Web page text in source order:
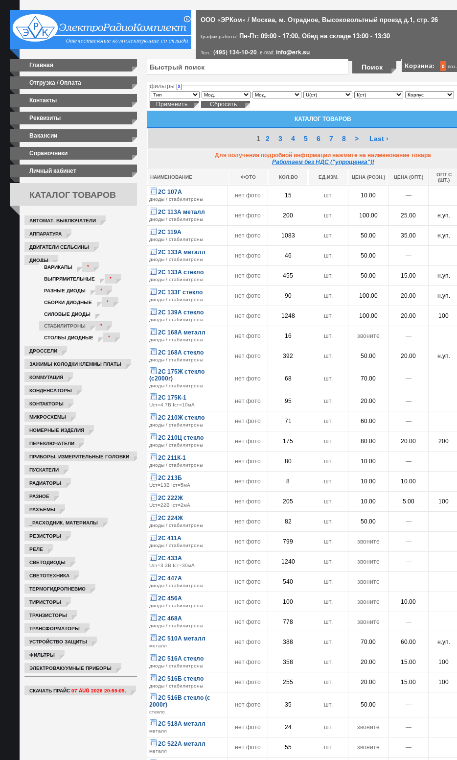
ООО «ЭРКом» / Москва, м. Отрадное, Высоковольтный проезд д.1, стр. 26
График работы: Пн-Пт: 09:00 - 17:00, Обед на складе 13:00 - 13:30
Тел.: (495) 134-10-20. e-mail: info@erk.su
Главная
Отгрузка / Оплата
Контакты
Реквизиты
Вакансии
Справочники
Личный кабинет
КАТАЛОГ ТОВАРОВ
АВТОМАТ. ВЫКЛЮЧАТЕЛИ
АППАРАТУРА
ДВИГАТЕЛИ СЕЛЬСИНЫ
ДИОДЫ
ВАРИКАПЫ
*
ВЫПРЯМИТЕЛЬНЫЕ
*
РАЗНЫЕ ДИОДЫ
*
СБОРКИ ДИОДНЫЕ
*
СИЛОВЫЕ ДИОДЫ
СТАБИЛИТРОНЫ
*
СТОЛБЫ ДИОДНЫЕ
*
ДРОССЕЛИ
ЗАЖИМЫ КОЛОДКИ КЛЕММЫ ПЛАТЫ
КОММУТАЦИЯ
КОНДЕНСАТОРЫ
КОНТАКТОРЫ
МИКРОСХЕМЫ
НОМЕРНЫЕ ИЗДЕЛИЯ
ПЕРЕКЛЮЧАТЕЛИ
ПРИБОРЫ. ИЗМЕРИТЕЛЬНЫЕ ГОЛОВКИ
ПУСКАТЕЛИ
РАДИАТОРЫ
РАЗНОЕ
РАЗЪЁМЫ
_РАСХОДНИК. МАТЕРИАЛЫ
РЕЗИСТОРЫ
РЕЛЕ
СВЕТОДИОДЫ
СВЕТОТЕХНИКА
ТЕРМОГИДРОПНЕВМО
ТИРИСТОРЫ
ТРАНЗИСТОРЫ
ТРАНСФОРМАТОРЫ
УСТРОЙСТВО ЗАЩИТЫ
ФИЛЬТРЫ
ЭЛЕКТРОВАКУУМНЫЕ ПРИБОРЫ
СКАЧАТЬ ПРАЙС 07 AUG 2026 20:55:05.
0 поз.
фильтры [х]
КАТАЛОГ ТОВАРОВ
1 2 3 4 5 6 7 8 > Last ›
Для получения подробной информации нажмите на наименование товара
Работаем без НДС ("упрощенка")!
НАИМЕНОВАНИЕ ФОТО КОЛ.ВО ЕД.ИЗМ. ЦЕНА (РОЗН.) ЦЕНА (ОПТ.)
ОПТ С
(ШТ.)
2С 107А
диоды / стабилитроны
нет фото 15 шт. 10.00 ―
2С 113А металл
диоды / стабилитроны
нет фото 200 шт. 100.00 25.00 н.уп.
2С 119А
диоды / стабилитроны
нет фото 1083 шт. 50.00 35.00 н.уп.
2С 133А металл
диоды / стабилитроны
нет фото 46 шт. 50.00 ―
2С 133А стекло
диоды / стабилитроны
нет фото 455 шт. 50.00 15.00 н.уп.
2С 133Г стекло
диоды / стабилитроны
нет фото 90 шт. 100.00 20.00 н.уп.
2С 139А стекло
диоды / стабилитроны
нет фото 1248 шт. 100.00 20.00 100
2С 168А металл
диоды / стабилитроны
нет фото 16 шт. звоните ―
2С 168А стекло
диоды / стабилитроны
нет фото 392 шт. 50.00 20.00 н.уп.
2С 175Ж стекло
(с2000г)
диоды / стабилитроны
нет фото 68 шт. 70.00 ―
2С 175К-1
Ucт=4.7В Iст=10мА
нет фото 95 шт. 20.00 ―
2С 210Ж стекло
диоды / стабилитроны
нет фото 71 шт. 60.00 ―
2С 210Ц стекло
диоды / стабилитроны
нет фото 175 шт. 80.00 20.00 200
2С 211К-1
диоды / стабилитроны
нет фото 80 шт. 10.00 ―
2С 213Б
Uст=13В Iст=5мА
нет фото 8 шт. 10.00 10.00
2С 222Ж
Uст=22В Iст=2мА
нет фото 205 шт. 10.00 5.00 100
2С 224Ж
диоды / стабилитроны
нет фото 82 шт. 50.00 ―
2С 411А
диоды / стабилитроны
нет фото 799 шт. звоните ―
2С 433А
Uст=3.3В Iст=30мА
нет фото 1240 шт. звоните ―
2С 447А
диоды / стабилитроны
нет фото 540 шт. звоните ―
2С 456А
диоды / стабилитроны
нет фото 100 шт. звоните 10.00
2С 468А
диоды / стабилитроны
нет фото 778 шт. звоните ―
2С 510А металл
металл
нет фото 388 шт. 70.00 60.00 н.уп.
2С 516А стекло
диоды / стабилитроны
нет фото 358 шт. 20.00 15.00 100
2С 516Б стекло
диоды / стабилитроны
нет фото 255 шт. 20.00 15.00 100
2С 516В стекло (с
2000г)
стекло
нет фото 35 шт. 50.00 ―
2С 518А металл
металл
нет фото 24 шт. звоните ―
2С 522А металл
металл
нет фото 55 шт. звоните ―